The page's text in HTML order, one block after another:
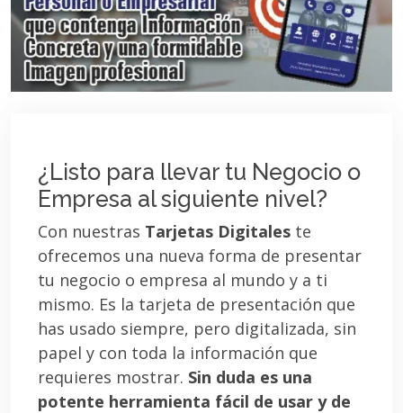
¿Listo para llevar tu Negocio o
Empresa al siguiente nivel?
Con nuestras Tarjetas Digitales te
ofrecemos una nueva forma de presentar
tu negocio o empresa al mundo y a ti
mismo. Es la tarjeta de presentación que
has usado siempre, pero digitalizada, sin
papel y con toda la información que
requieres mostrar. Sin duda es una
potente herramienta fácil de usar y de